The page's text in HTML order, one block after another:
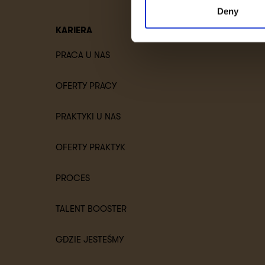
Deny
KARIERA
PRACA U NAS
OFERTY PRACY
PRAKTYKI U NAS
OFERTY PRAKTYK
PROCES
TALENT BOOSTER
GDZIE JESTEŚMY
WEBINARIA